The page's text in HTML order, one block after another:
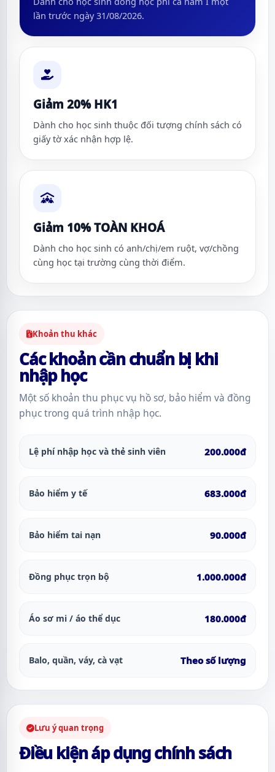
lần trước ngày 31/08/2026.
Giảm 20% HK1
Dành cho học sinh thuộc đối tượng chính sách có
giấy tờ xác nhận hợp lệ.
Giảm 10% TOÀN KHOÁ
Dành cho học sinh có anh/chị/em ruột, vợ/chồng
cùng học tại trường cùng thời điểm.
Khoản thu khác
Các khoản cần chuẩn bị khi
nhập học
Một số khoản thu phục vụ hồ sơ, bảo hiểm và đồng
phục trong quá trình nhập học.
Lệ phí nhập học và thẻ sinh viên 200.000đ
Bảo hiểm y tế 683.000đ
Bảo hiểm tai nạn 90.000đ
Đồng phục trọn bộ 1.000.000đ
Áo sơ mi / áo thể dục 180.000đ
Balo, quần, váy, cà vạt Theo số lượng
Lưu ý quan trọng
Điều kiện áp dụng chính sách